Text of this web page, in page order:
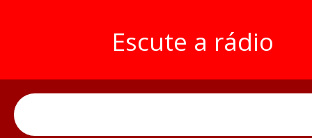
Escute a rádio